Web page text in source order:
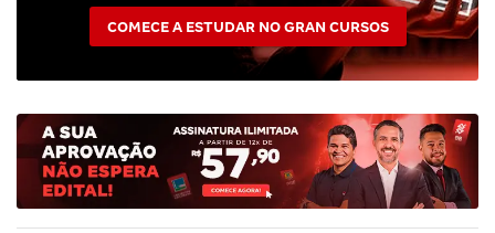
COMECE A ESTUDAR NO GRAN CURSOS